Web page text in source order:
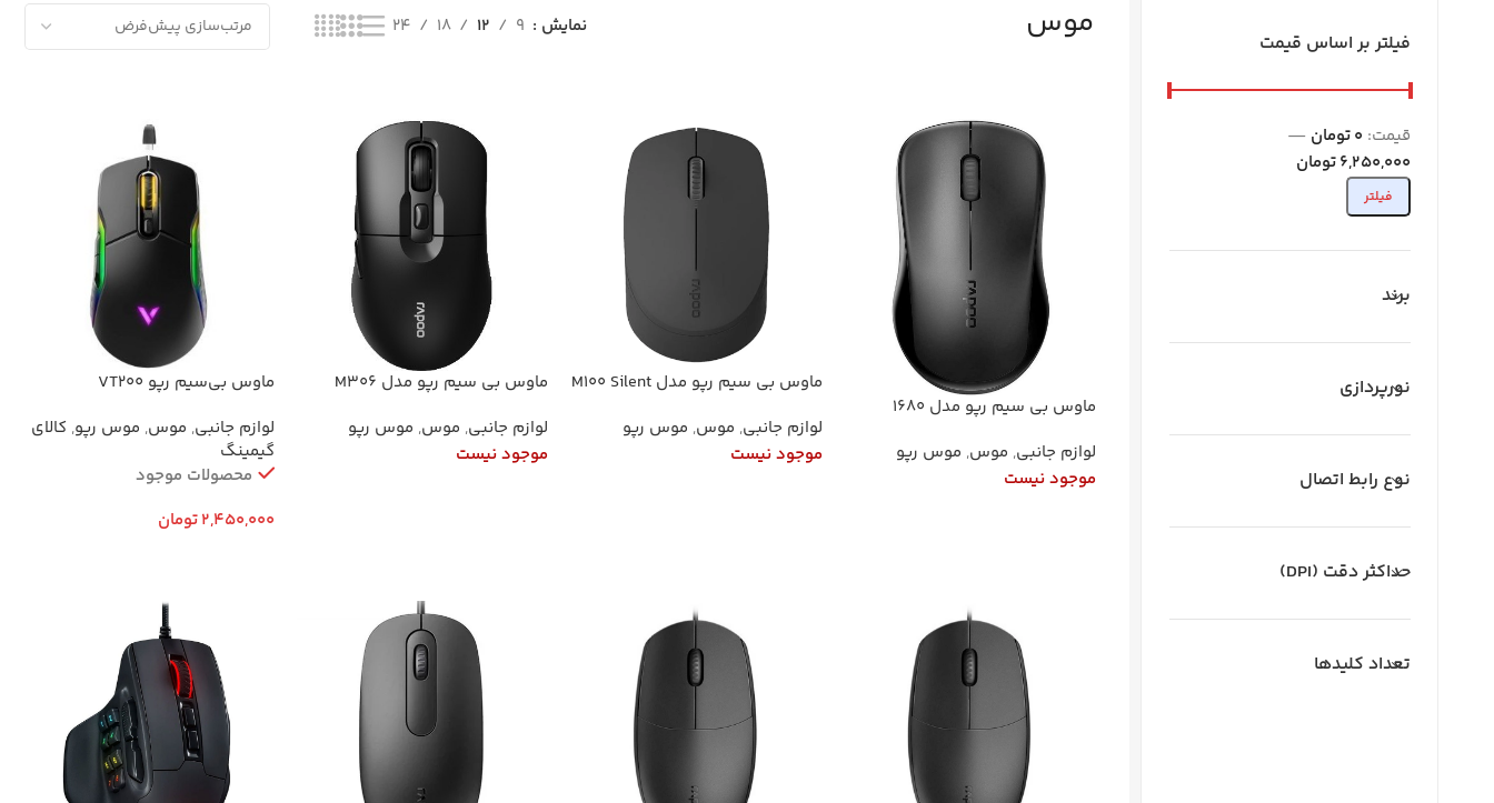
فیلتر بر اساس قیمت
فیلتر
قیمت: 0 تومان
—
6,250,000 تومان
برند
نورپردازی
نوع رابط اتصال
حداکثر دقت (DPI)
تعداد کلیدها
موس نمایش 9
12
18
24
ماوس بی سیم رپو مدل 1680
لوازم جانبی, موس, موس رپو
موجود نیست
ماوس بی سیم رپو مدل M100 Silent
لوازم جانبی, موس, موس رپو
موجود نیست
ماوس بی سیم رپو مدل M306
لوازم جانبی, موس, موس رپو
موجود نیست
ماوس بی‌سیم رپو VT200
لوازم جانبی, موس, موس رپو, کالای
گیمینگ
محصولات موجود
2,450,000تومان